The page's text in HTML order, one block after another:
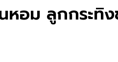
หอม ลูกกระทิ